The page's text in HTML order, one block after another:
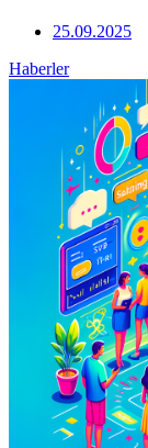
25.09.2025
Haberler